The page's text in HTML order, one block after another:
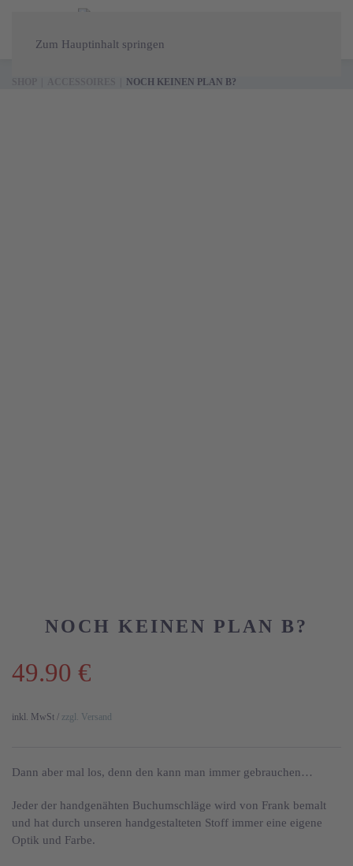
Zum Hauptinhalt springen
NOCH KEINEN PLAN B?
NOCH KEINEN PLAN B?
49.90 €
inkl. MwSt / zzgl. Versand
Dann aber mal los, denn den kann man immer gebrauchen…
Jeder der handgenähten Buchumschläge wird von Frank bemalt
und hat durch unseren handgestalteten Stoff immer eine eigene
Optik und Farbe.